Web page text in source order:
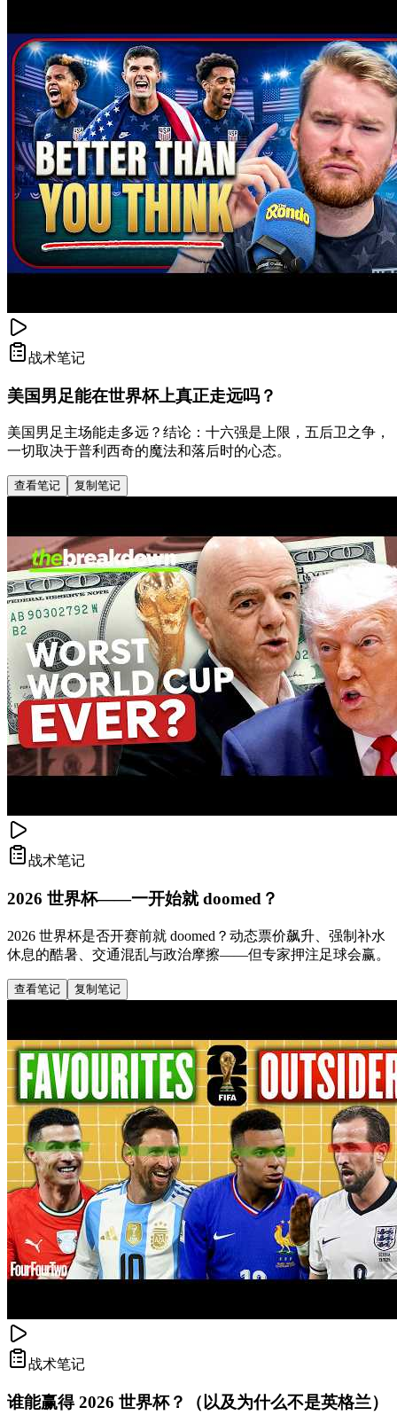
战术笔记
美国男足能在世界杯上真正走远吗？
美国男足主场能走多远？结论：十六强是上限，五后卫之争，
一切取决于普利西奇的魔法和落后时的心态。
查看笔记 复制笔记
战术笔记
2026 世界杯——一开始就 doomed？
2026 世界杯是否开赛前就 doomed？动态票价飙升、强制补水
休息的酷暑、交通混乱与政治摩擦——但专家押注足球会赢。
查看笔记 复制笔记
战术笔记
谁能赢得 2026 世界杯？（以及为什么不是英格兰）